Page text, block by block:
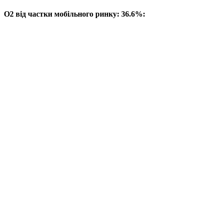
O2 від частки мобільного ринку: 36.6%: